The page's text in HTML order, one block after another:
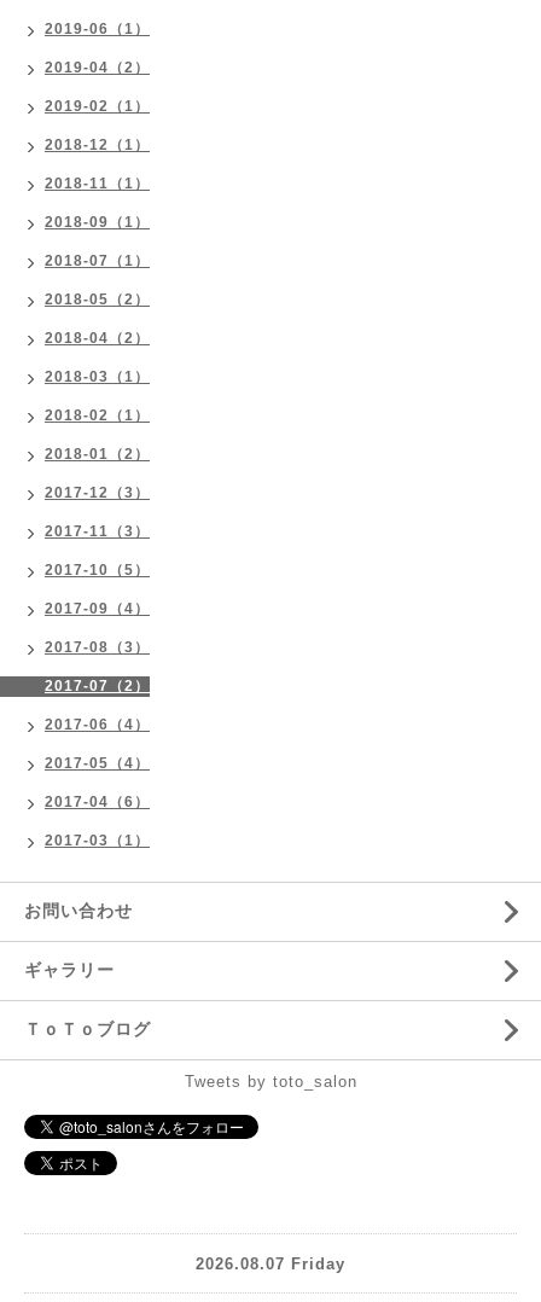
2019-06（1）
2019-04（2）
2019-02（1）
2018-12（1）
2018-11（1）
2018-09（1）
2018-07（1）
2018-05（2）
2018-04（2）
2018-03（1）
2018-02（1）
2018-01（2）
2017-12（3）
2017-11（3）
2017-10（5）
2017-09（4）
2017-08（3）
2017-07（2）
2017-06（4）
2017-05（4）
2017-04（6）
2017-03（1）
お問い合わせ
ギャラリー
ＴｏＴｏブログ
Tweets by toto_salon
2026.08.07 Friday